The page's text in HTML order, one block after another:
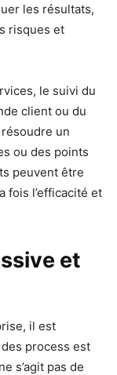
les résultats,
risques et
le suivi du
client ou du
un
ou des points
peuvent être
fois l’efficacité et
et
il est
process est
s’agit pas de